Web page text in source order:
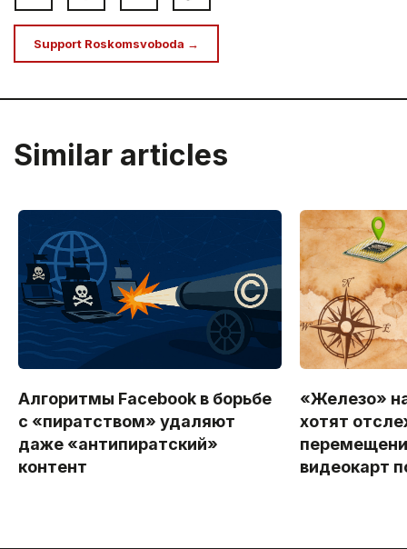
Support Roskomsvoboda →
Similar articles
Алгоритмы Facebook в борьбе
с «пиратством» удаляют
даже «антипиратский»
контент
«Железо»
хотят
видеокарт